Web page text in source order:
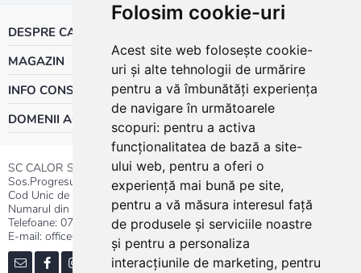
Folosim cookie-uri
Acest site web folosește cookie-
uri și alte tehnologii de urmărire
pentru a vă îmbunătăți experiența
de navigare în următoarele
scopuri: pentru a activa
funcționalitatea de bază a site-
ului web, pentru a oferi o
experiență mai bună pe site,
pentru a vă măsura interesul față
de produsele și serviciile noastre
și pentru a personaliza
interacțiunile de marketing, pentru
DESPRE CALOR
MAGAZIN
INFO CONSUMATOR
DOMENII ACTIVITATE
SC CALOR SRL
Sos.Progresului nr.30-40, Sector 5, Bucuresti
Cod Unic de Inregistrare: RO 3004724
Numarul din Registrul Comertului:J40/13176/1991
Telefoane: 0737.23.44.44|021.411.44.44
E-mail: office@calor.ro